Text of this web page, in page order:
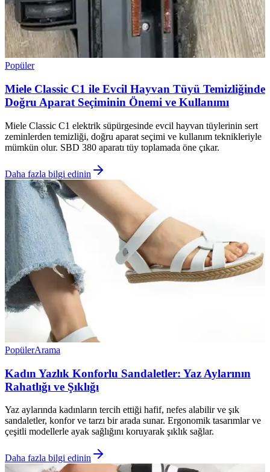
Popüler
Miele Classic C1 ile Evcil Hayvan Tüyü Temizliğinde
Doğru Aparat Seçiminin Önemi ve Kullanımı
Miele Classic C1 elektrik süpürgesinde evcil hayvan tüylerinin sert
zeminlerden temizliği, doğru aparat seçimi ve kullanım teknikleriyle
mümkün olur. SBD 380 aparatı tüy toplamada öne çıkar.
Daha fazla bilgi edinin
PopülerArama
Kadın Yazlık Konforlu Sandaletler: Yaz Aylarının
Rahatlığı ve Şıklığı
Yaz aylarında kadınların tercih ettiği hafif, nefes alabilir ve şık
sandaletler, konfor ve tarzı bir arada sunar. Ergonomik tasarımlar ve
çeşitli modellerle ayak sağlığını koruyarak şıklık sağlar.
Daha fazla bilgi edinin